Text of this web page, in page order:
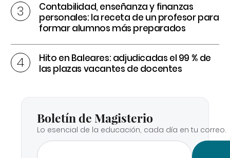
Contabilidad, enseñanza y finanzas
personales: la receta de un profesor para
formar alumnos más preparados
Hito en Baleares: adjudicadas el 99 % de
las plazas vacantes de docentes
Boletín de Magisterio
Lo esencial de la educación, cada día en tu correo.